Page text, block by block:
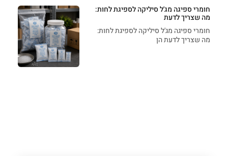
חומרי ספיגה מג'ל סיליקה לספיגת לחות:
מה שצריך לדעת
חומרי ספיגה מג'ל סיליקה לספיגת לחות:
מה שצריך לדעת הן